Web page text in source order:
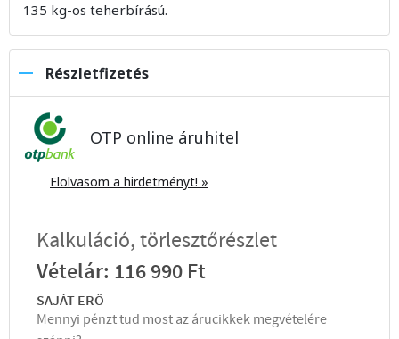
135 kg-os teherbírású.
Részletfizetés
OTP online áruhitel
Elolvasom a hirdetményt! »